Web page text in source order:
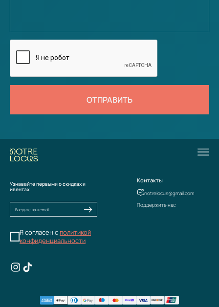
ОТПРАВИТЬ
Узнавайте первыми о скидках и
ивентах
Я согласен с политикой
конфиденциальности
Контакты
notrelocus@gmail.com
Поддержите нас